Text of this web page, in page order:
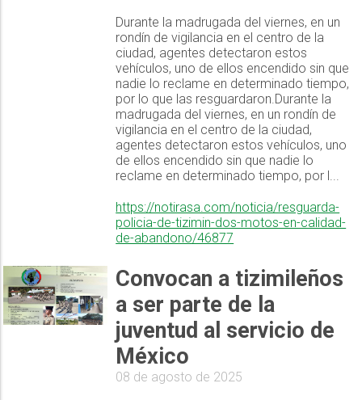
Durante la madrugada del viernes, en un
rondín de vigilancia en el centro de la
ciudad, agentes detectaron estos
vehículos, uno de ellos encendido sin que
nadie lo reclame en determinado tiempo,
por lo que las resguardaron.Durante la
madrugada del viernes, en un rondín de
vigilancia en el centro de la ciudad,
agentes detectaron estos vehículos, uno
de ellos encendido sin que nadie lo
reclame en determinado tiempo, por l...
https://notirasa.com/noticia/resguarda-
policia-de-tizimin-dos-motos-en-calidad-
de-abandono/46877
Convocan a tizimileños
a ser parte de la
juventud al servicio de
México
08 de agosto de 2025